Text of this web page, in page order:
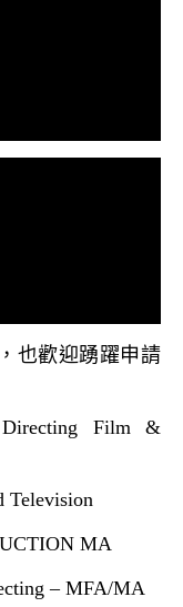
也歡迎踴躍申請
Film &
Television
MA
– MFA/MA